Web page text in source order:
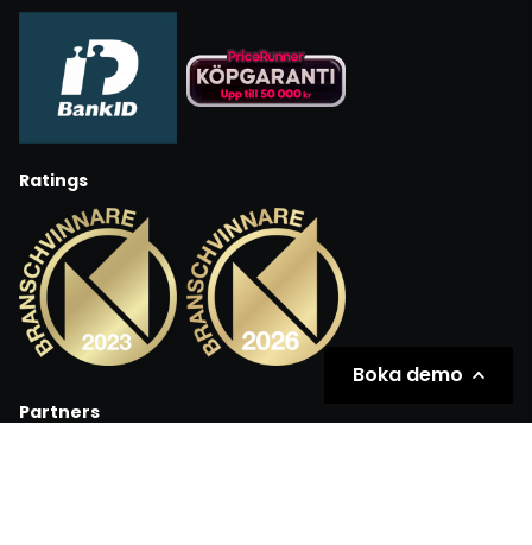
Ratings
Partners
Boka demo